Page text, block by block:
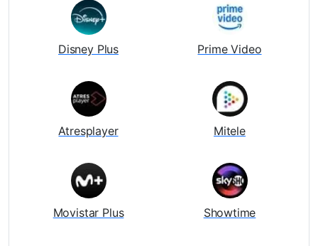
Disney Plus Prime Video
Atresplayer Mitele
Movistar Plus Showtime